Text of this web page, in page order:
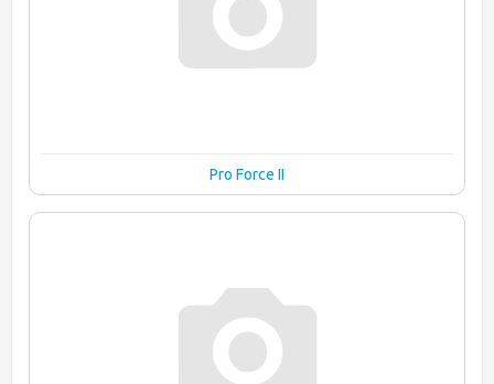
Pro Force II